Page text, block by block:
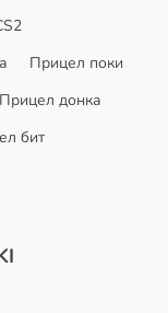
Прицел поки
Прицел донка
бит